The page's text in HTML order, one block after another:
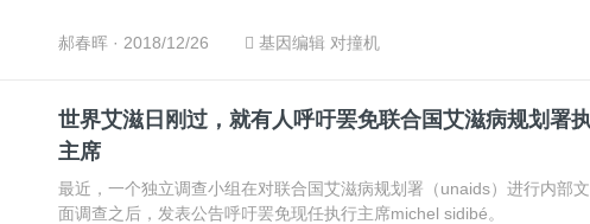
郝春晖 · 2018/12/26 基因编辑 对撞机
世界艾滋日刚过，就有人呼吁罢免联合国艾滋病规划署
主席
最近，一个独立调查小组在对联合国艾滋病规划署（unaids）进行内部
面调查之后，发表公告呼吁罢免现任执行主席michel sidibé。